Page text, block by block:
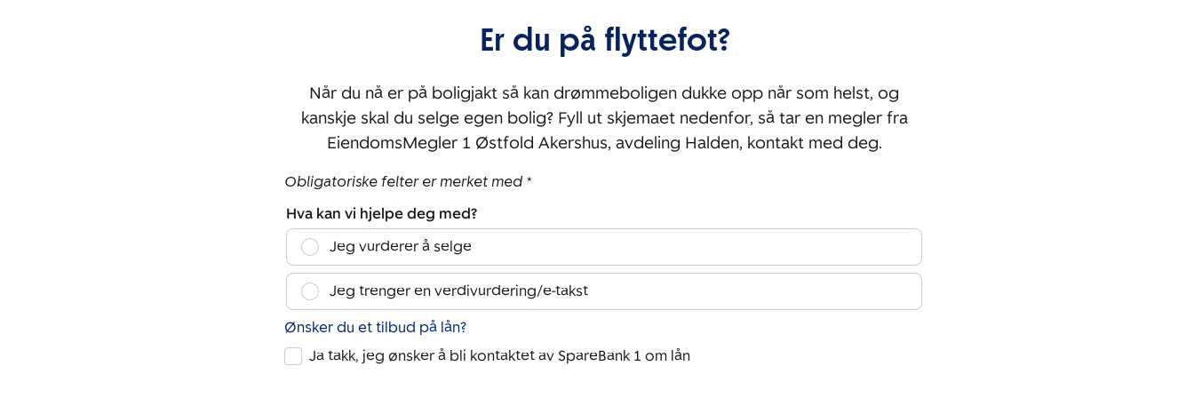
Er du på flyttefot?
Når du nå er på boligjakt så kan drømmeboligen dukke opp når som helst, og
kanskje skal du selge egen bolig? Fyll ut skjemaet nedenfor, så tar en megler fra
EiendomsMegler 1 Østfold Akershus, avdeling Halden, kontakt med deg.
Obligatoriske felter er merket med *
Hva kan vi hjelpe deg med?
Jeg vurderer å selge
Jeg trenger en verdivurdering/e-takst
Ønsker du et tilbud på lån?
Ja takk, jeg ønsker å bli kontaktet av SpareBank 1 om lån